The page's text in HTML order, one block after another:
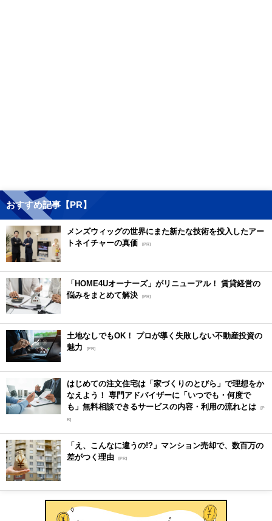
おすすめ記事【PR】
メンズウィッグの世界にまた新たな技術を投入したアー
トネイチャーの真価 [PR]
「HOME4Uオーナーズ」がリニューアル！ 賃貸経営の
悩みをまとめて解決 [PR]
土地なしでもOK！ プロが導く失敗しない不動産投資の
魅力
[PR]
はじめての注文住宅は「家づくりのとびら」で理想をか
なえよう！ 専門アドバイザーに「いつでも・何度で
も」無料相談できるサービスの内容・利用の流れとは [P
R]
「え、こんなに違うの!?」マンション売却で、数百万の
差がつく理由 [PR]